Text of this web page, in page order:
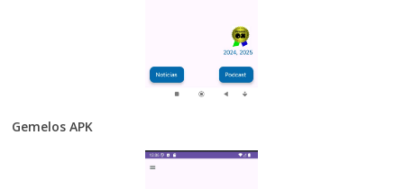
Gemelos APK